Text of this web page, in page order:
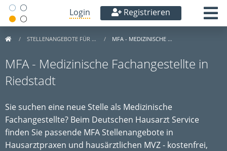
Login Registrieren
STELLENANGEBOTE FÜR … MFA - MEDIZINISCHE …
MFA - Medizinische Fachangestellte in
Riedstadt
Sie suchen eine neue Stelle als Medizinische
Fachangestellte? Beim Deutschen Hausarzt Service
finden Sie passende MFA Stellenangebote in
Hausarztpraxen und hausärztlichen MVZ - kostenfrei,